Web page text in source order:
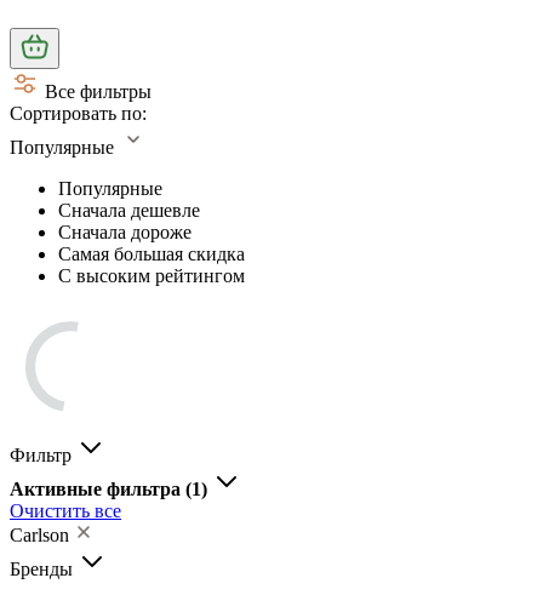
Все фильтры
Сортировать по:
Популярные
Популярные
Сначала дешевле
Сначала дороже
Самая большая скидка
С высоким рейтингом
Фильтр
Активные фильтра (1)
Очистить все
Carlson
Бренды